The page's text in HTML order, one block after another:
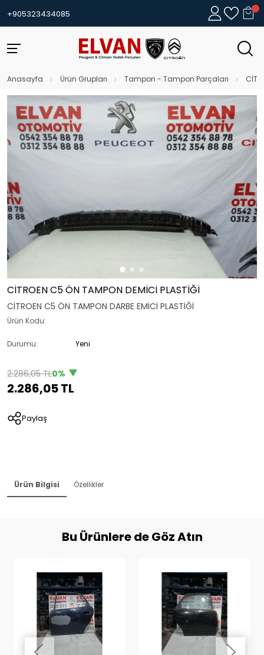
+905323434085
Anasayfa Ürün Grupları Tampon - Tampon Parçaları
CİTROEN C5 ÖN TAMPON DEMİCİ PLASTİĞİ
CİTROEN C5 ÖN TAMPON DARBE EMİCİ PLASTİĞİ
Ürün Kodu:
Durumu: Yeni
2.286,05 TL0%
2.286,05 TL
Paylaş
Ürün Bilgisi Özellikler
Bu Ürünlere de Göz Atın